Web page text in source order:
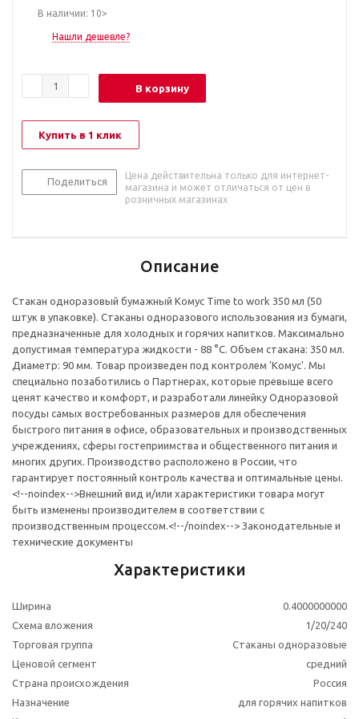
В наличии: 10>
Нашли дешевле?
В корзину
Купить в 1 клик
Поделиться
Цена действительна только для интернет-
магазина и может отличаться от цен в
розничных магазинах
Описание
Стакан одноразовый бумажный Комус Time to work 350 мл (50
штук в упаковке). Стаканы одноразового использования из бумаги,
предназначенные для холодных и горячих напитков. Максимально
допустимая температура жидкости - 88 °С. Объем стакана: 350 мл.
Диаметр: 90 мм. Товар произведен под контролем 'Комус'. Мы
специально позаботились о Партнерах, которые превыше всего
ценят качество и комфорт, и разработали линейку Одноразовой
посуды самых востребованных размеров для обеспечения
быстрого питания в офисе, образовательных и производственных
учреждениях, сферы гостеприимства и общественного питания и
многих других. Производство расположено в России, что
гарантирует постоянный контроль качества и оптимальные цены.
<!--noindex-->Внешний вид и/или характеристики товара могут
быть изменены производителем в соответствии с
производственным процессом.<!--/noindex--> Законодательные и
технические документы
Характеристики
Ширина
0.4000000000
Схема вложения
1/20/240
Торговая группа
Стаканы одноразовые
Ценовой сегмент
средний
Страна происхождения
Россия
Назначение
для горячих напитков